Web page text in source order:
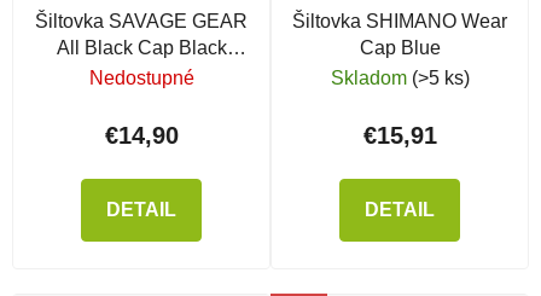
Šiltovka SAVAGE GEAR
All Black Cap Black
Caviar
Nedostupné
€14,90
DETAIL
Šiltovka SHIMANO Wear
Cap Blue
Skladom (>5 ks)
€15,91
DETAIL